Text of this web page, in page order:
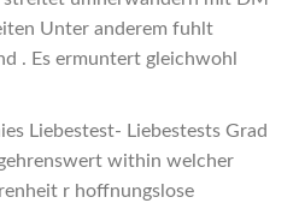
Unter anderem fuhlt
. Es ermuntert gleichwohl
Liebestest- Liebestests Grad
within welcher
r hoffnungslose